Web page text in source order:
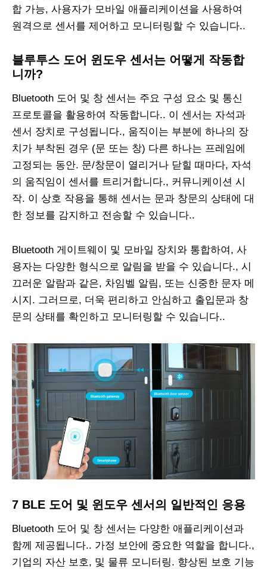
합 가능, 사용자가 모바일 애플리케이션을 사용하여
원격으로 센서를 제어하고 모니터링할 수 있습니다..
블루투스 도어 윈도우 센서는 어떻게 작동합
니까?
Bluetooth 도어 및 창 센서는 주요 구성 요소 및 통신
프로토콜을 활용하여 작동합니다.. 이 센서는 자석과
센서 장치로 구성됩니다., 움직이는 부분에 하나의 장
치가 부착된 경우 (문 또는 창) 다른 하나는 프레임에
고정되는 동안. 문/창문이 열리거나 닫힐 때마다, 자석
의 움직임이 센서를 트리거합니다., 커뮤니케이션 시
작. 이 상호 작용을 통해 센서는 문과 창문의 상태에 대
한 정보를 감지하고 전송할 수 있습니다..
Bluetooth 게이트웨이 및 모바일 장치와 통합하여, 사
용자는 다양한 형식으로 알림을 받을 수 있습니다., 시
끄러운 알람과 같은, 차임벨 알림, 또는 신중한 문자 메
시지. 그러므로, 더욱 편리하고 안심하고 출입문과 창
문의 상태를 확인하고 모니터링할 수 있습니다..
7 BLE 도어 및 윈도우 센서의 일반적인 응용
Bluetooth 도어 및 창 센서는 다양한 애플리케이션과
함께 제공됩니다.. 가정 보안에 중요한 역할을 합니다.,
기업의 자산 보호, 및 물류 모니터링. 향상된 보호 기능